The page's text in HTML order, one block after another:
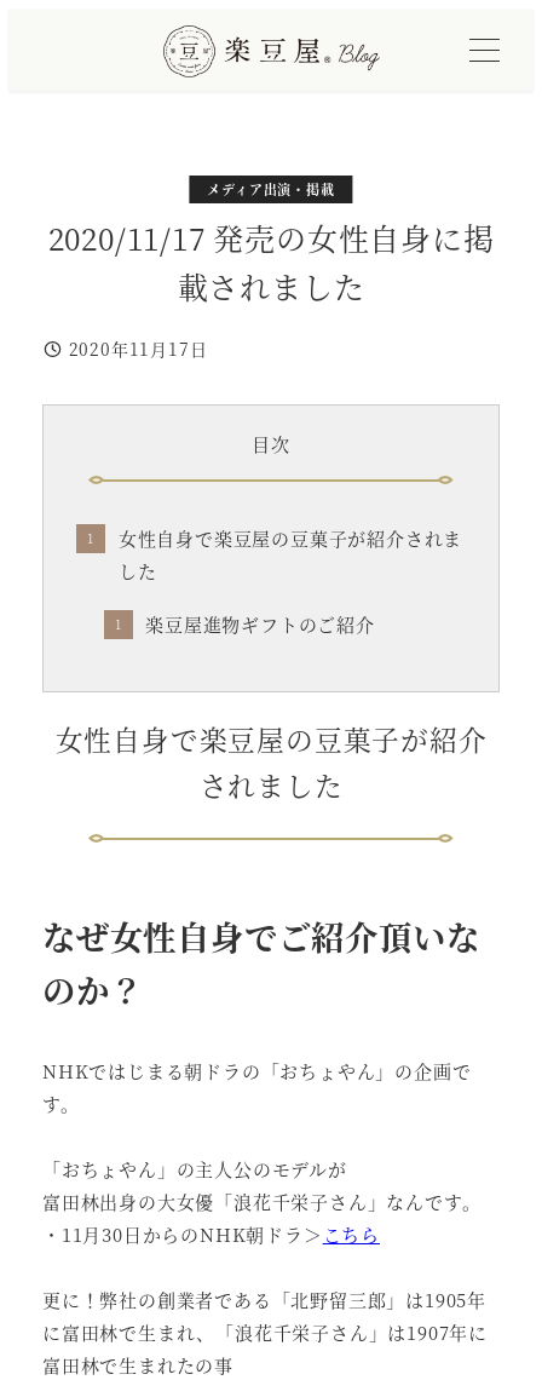
2020/11/17 発売の女性自身に掲
載されました
投稿日
2020年11月17日
カテゴリー
メディア出演・掲載
目次
女性自身で楽豆屋の豆菓子が紹介されま
した
楽豆屋進物ギフトのご紹介
女性自身で楽豆屋の豆菓子が紹介
されました
なぜ女性自身でご紹介頂いな
のか？
NHKではじまる朝ドラの「おちょやん」の企画で
す。
「おちょやん」の主人公のモデルが
富田林出身の大女優「浪花千栄子さん」なんです。
・11月30日からのNHK朝ドラ＞ こちら
更に！弊社の創業者である「北野留三郎」は1905年
に富田林で生まれ、「浪花千栄子さん」は1907年に
富田林で生まれたの事